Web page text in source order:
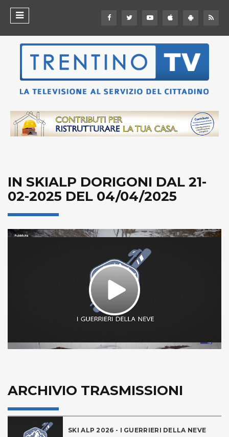
IN SKIALP DORIGONI DAL 21-
02-2025 DEL 04/04/2025
Play
Video
ARCHIVIO TRASMISSIONI
SKI ALP 2026 - I GUERRIERI DELLA NEVE